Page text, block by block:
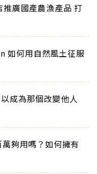
推廣國產農漁產品 打
如何用自然風土征服
成為那個改變他人
夠用嗎？如何擁有